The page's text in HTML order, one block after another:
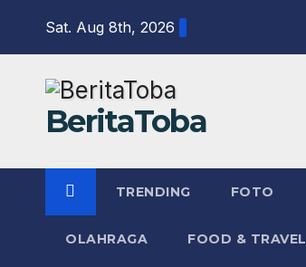
Sat. Aug 8th, 2026
BeritaToba
TRENDING FOTO
OLAHRAGA FOOD & TRAVEL